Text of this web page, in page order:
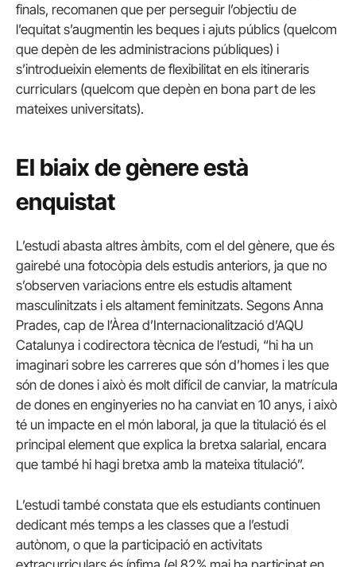
finals, recomanen que per perseguir l’objectiu de
l’equitat s’augmentin les beques i ajuts públics (quelcom
que depèn de les administracions públiques) i
s’introdueixin elements de flexibilitat en els itineraris
curriculars (quelcom que depèn en bona part de les
mateixes universitats).
El biaix de gènere està
enquistat
L’estudi abasta altres àmbits, com el del gènere, que és
gairebé una fotocòpia dels estudis anteriors, ja que no
s’observen variacions entre els estudis altament
masculinitzats i els altament feminitzats. Segons Anna
Prades, cap de l’Àrea d’Internacionalització d’AQU
Catalunya i codirectora tècnica de l’estudi, “hi ha un
imaginari sobre les carreres que són d’homes i les que
són de dones i això és molt difícil de canviar, la matrícula
de dones en enginyeries no ha canviat en 10 anys, i això
té un impacte en el món laboral, ja que la titulació és el
principal element que explica la bretxa salarial, encara
que també hi hagi bretxa amb la mateixa titulació”.
L’estudi també constata que els estudiants continuen
dedicant més temps a les classes que a l’estudi
autònom, o que la participació en activitats